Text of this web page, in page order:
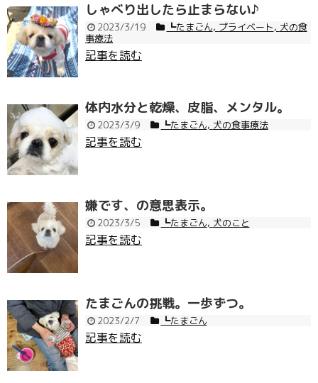
しゃべり出したら止まらない♪
2023/3/19 ┗たまごん, プライベート, 犬の食
事療法
記事を読む
体内水分と乾燥、皮脂、メンタル。
2023/3/9 ┗たまごん, 犬の食事療法
記事を読む
嫌です、の意思表示。
2023/3/5 ┗たまごん, 犬のこと
記事を読む
たまごんの挑戦。一歩ずつ。
2023/2/7 ┗たまごん
記事を読む